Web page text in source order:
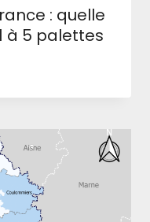
: quelle
à 5 palettes